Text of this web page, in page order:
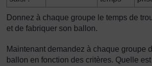
Donnez à chaque groupe le temps de
et de fabriquer son ballon.
Maintenant demandez à chaque groupe
ballon en fonction des critères. Quelle